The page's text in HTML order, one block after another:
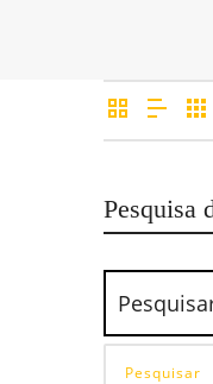
Pesquisa
Pesquisar